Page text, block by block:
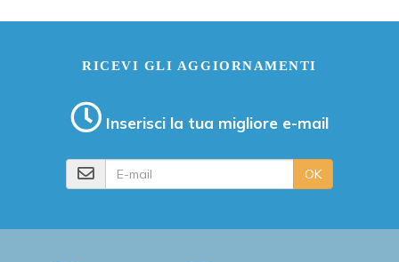
RICEVI GLI AGGIORNAMENTI
Inserisci la tua migliore e-mail
OK